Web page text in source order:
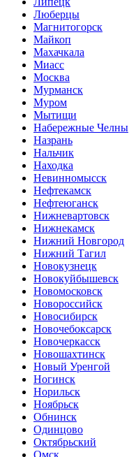
Люберцы
Магнитогорск
Майкоп
Махачкала
Миасс
Москва
Мурманск
Муром
Мытищи
Набережные Челны
Назрань
Нальчик
Находка
Невинномысск
Нефтекамск
Нефтеюганск
Нижневартовск
Нижнекамск
Нижний Новгород
Нижний Тагил
Новокузнецк
Новокуйбышевск
Новомосковск
Новороссийск
Новосибирск
Новочебоксарск
Новочеркасск
Новошахтинск
Новый Уренгой
Ногинск
Норильск
Ноябрьск
Обнинск
Одинцово
Октябрьский
Омск